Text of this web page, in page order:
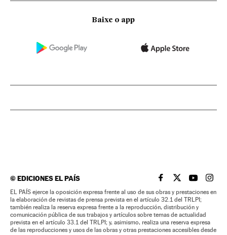
Baixe o app
©EDICIONES EL PAÍS EL PAÍS BRASIL EN
EL PAÍSEL PAÍS
EL
EL PAÍS ejerce la oposición expresa frente al uso de sus obras y prestaciones en
la elaboración de revistas de prensa prevista en el artículo 32.1 del TRLPI;
también realiza la reserva expresa frente a la reproducción, distribución y
comunicación pública de sus trabajos y artículos sobre temas de actualidad
prevista en el artículo 33.1 del TRLPI; y, asimismo, realiza una reserva expresa
de las reproducciones y usos de las obras y otras prestaciones accesibles desde